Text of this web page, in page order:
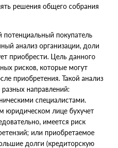
решения общего собрания
потенциальный покупатель
анализ организации, доли
приобрести. Цель данного
рисков, которые могут
приобретения. Такой анализ
направлений:
специалистами.
юридическом лице бухучет
имеется риск
или приобретаемое
долги (кредиторскую